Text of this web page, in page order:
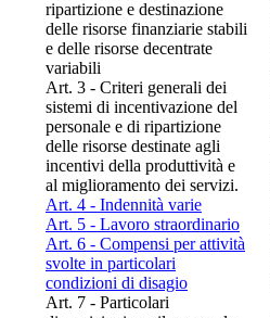
ripartizione e destinazione
delle risorse finanziarie stabili
e delle risorse decentrate
variabili
Art. 3 - Criteri generali dei
sistemi di incentivazione del
personale e di ripartizione
delle risorse destinate agli
incentivi della produttività e
al miglioramento dei servizi.
Art. 4 - Indennità varie
Art. 5 - Lavoro straordinario
Art. 6 - Compensi per attività
svolte in particolari
condizioni di disagio
Art. 7 - Particolari